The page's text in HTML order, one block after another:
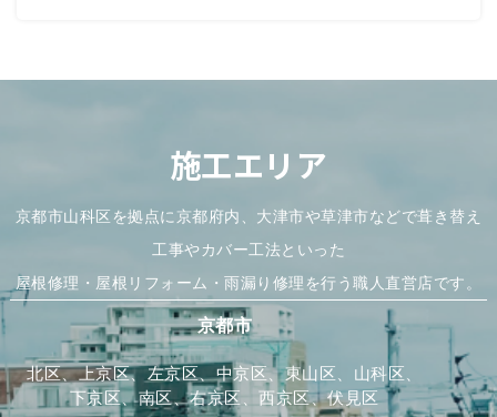
施工エリア
京都市山科区を拠点に京都府内、大津市や草津市などで葺き替え
工事やカバー工法といった
屋根修理・屋根リフォーム・雨漏り修理を行う職人直営店です。
京都市
北区、上京区、左京区、中京区、東山区、山科区、
下京区、南区、右京区、西京区、伏見区